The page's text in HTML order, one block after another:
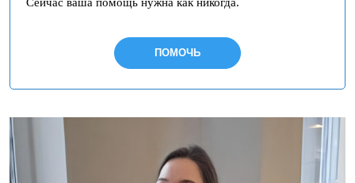
Сейчас ваша помощь нужна как никогда.
ПОМОЧЬ